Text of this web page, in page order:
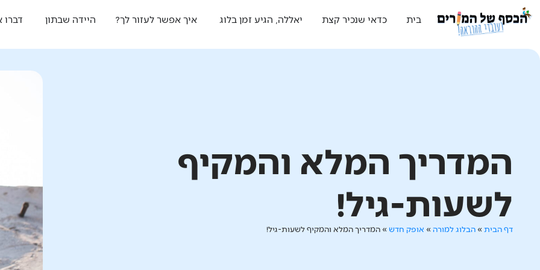
בית כדאי שנכיר קצת יאללה, הגיע זמן בלוג איך אפשר לעזור לך? היידה שבתון דברו
המדריך המלא והמקיף
לשעות-גיל!
דף הבית »הבלוג למורה » אופק חדש »המדריך המלא והמקיף לשעות-גיל!